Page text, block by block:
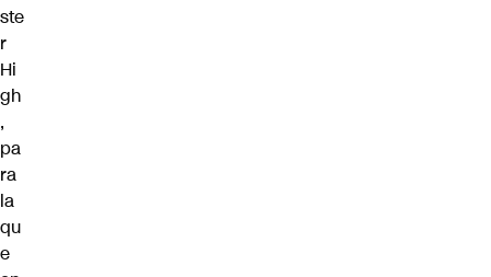
ste
r
Hi
gh
,
pa
ra
la
qu
e